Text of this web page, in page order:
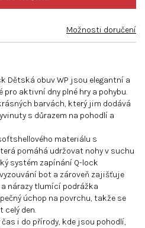
Možnosti doručení
Dětská obuv WP jsou elegantní a
aktivní dny plné hry a pohybu.
barvách, který jim dodává
s důrazem na pohodlí a
materiálu s
pomáhá udržovat nohy v suchu
systém zapínání Q-lock
bot a zároveň zajišťuje
nárazy tlumící podrážka
úchop na povrchu, takže se
celý den.
i do přírody, kde jsou pohodlí,